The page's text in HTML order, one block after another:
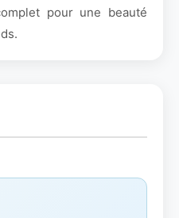
pour une beauté